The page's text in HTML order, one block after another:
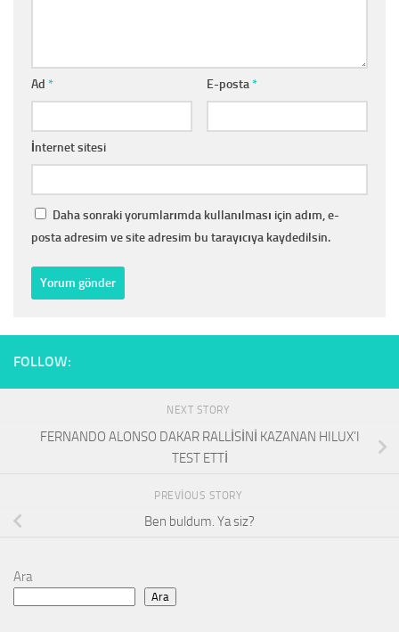
Ad * E-posta*
İnternet sitesi
Daha sonraki yorumlarımda kullanılması için adım, e-
posta adresim ve site adresim bu tarayıcıya kaydedilsin.
FOLLOW:
NEXT STORY
FERNANDO ALONSO DAKAR RALLİSİNİ KAZANAN HILUX’I
TEST ETTİ
PREVIOUS STORY
Ben buldum. Ya siz?
Ara
Ara